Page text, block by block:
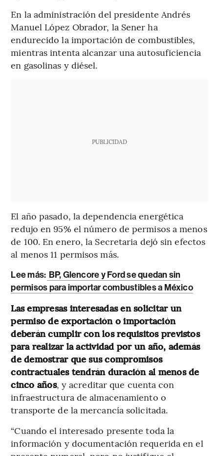
En la administración del presidente Andrés
Manuel López Obrador, la Sener ha
endurecido la importación de combustibles,
mientras intenta alcanzar una autosuficiencia
en gasolinas y diésel.
PUBLICIDAD
El año pasado, la dependencia energética
redujo en 95% el número de permisos a menos
de 100. En enero, la Secretaria dejó sin efectos
al menos 11 permisos más.
Lee más: BP, Glencore y Ford se quedan sin
permisos para importar combustibles a México
Las empresas interesadas en solicitar un
permiso de exportación o importación
deberán cumplir con los requisitos previstos
para realizar la actividad por un año, además
de demostrar que sus compromisos
contractuales tendrán duración al menos de
cinco años, y acreditar que cuenta con
infraestructura de almacenamiento o
transporte de la mercancía solicitada.
“Cuando el interesado presente toda la
información y documentación requerida en el